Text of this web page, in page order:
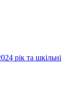
рік та шкільні